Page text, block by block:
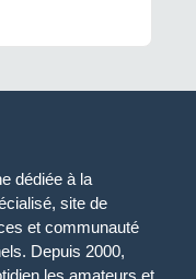
dédiée à la
site de
et communauté
Depuis 2000,
les amateurs et